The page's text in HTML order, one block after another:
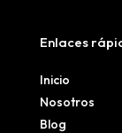
Enlaces
Inicio
Nosotros
Blog